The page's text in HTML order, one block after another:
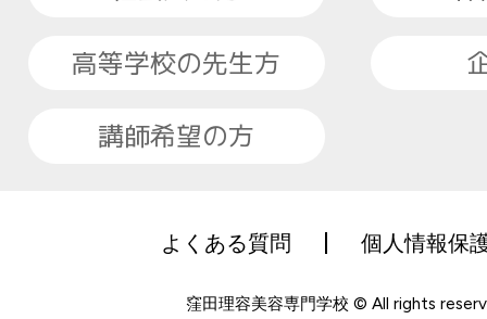
高等学校の先生方
講師希望の方
よくある質問 個人情報保
窪田理容美容専門学校 © All rights